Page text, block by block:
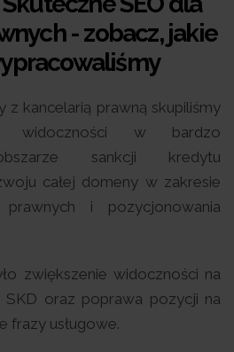
- zobacz, jakie
z kancelarią prawną skupiliśmy
w bardzo
sankcji kredytu
całej domeny w zakresie
i pozycjonowania
zwiększenie widoczności na
SKD oraz poprawa pozycji na
frazy usługowe.